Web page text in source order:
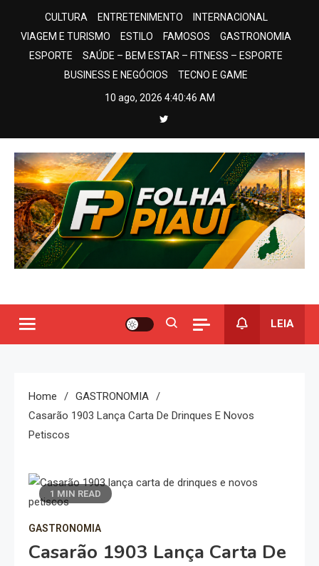
CULTURA ENTRETENIMENTO
INTERNACIONAL
VIAGEM E TURISMO
ESTILO FAMOSOS
GASTRONOMIA
ESPORTE
SAÚDE – BEM ESTAR – FITNESS – ESPORTE
BUSINESS E NEGÓCIOS
TECNO E GAME
10 ago, 2026 4:40:47 AM
LEIA
Home
GASTRONOMIA
Casarão 1903 Lança Carta De Drinques E Novos
Petiscos
1 MIN READ
GASTRONOMIA
Casarão 1903 Lança Carta De